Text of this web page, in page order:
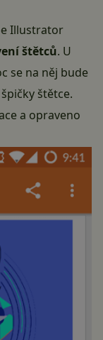
Illustrator
štětců. U
se na něj bude
štětce.
a opraveno